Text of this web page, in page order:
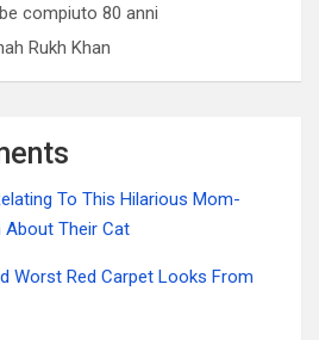
compiuto 80 anni
Rukh Khan
To This Hilarious Mom-
About Their Cat
Worst Red Carpet Looks From